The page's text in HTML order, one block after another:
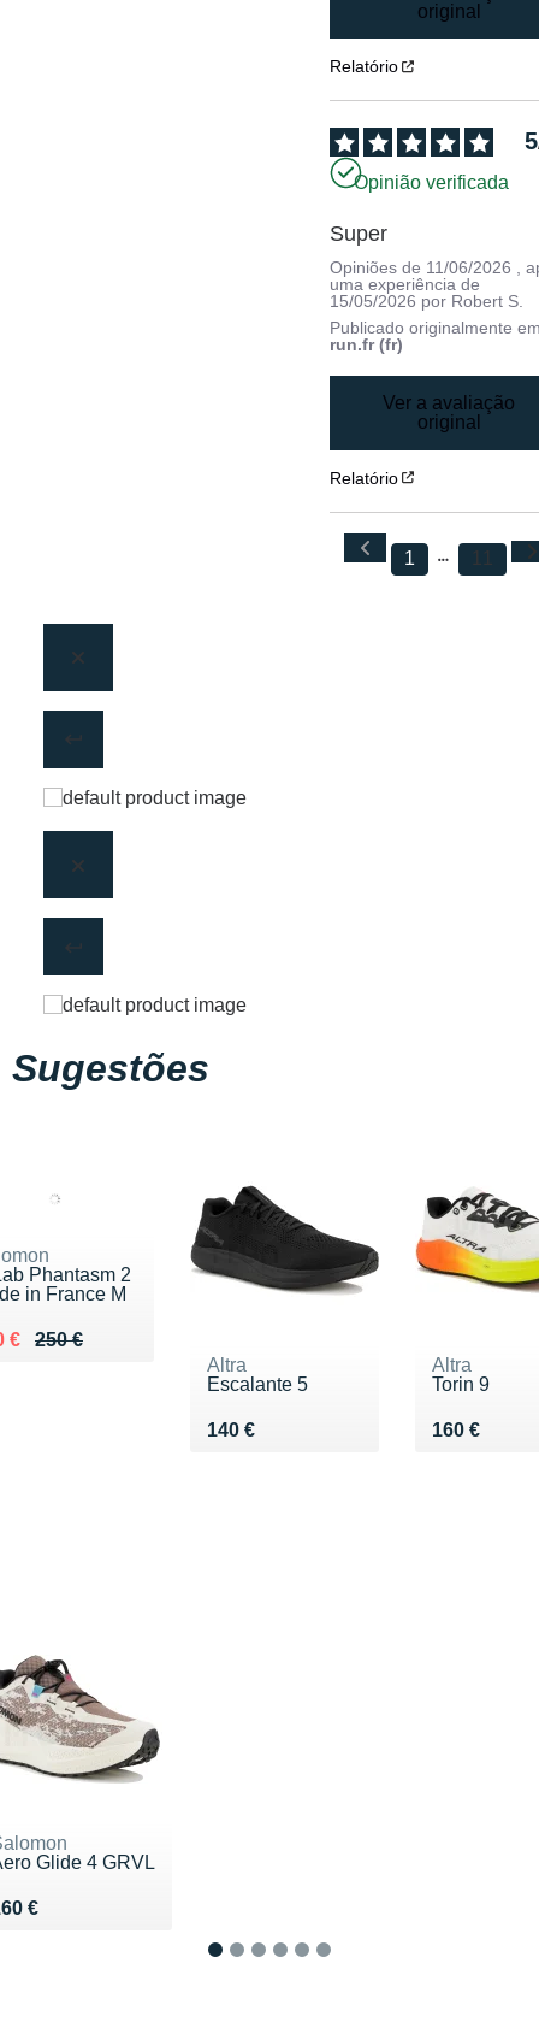
original
Relatório
5
Opinião verificada
Super
Opiniões de 11/06/2026 ,
uma experiência de
15/05/2026 por Robert S.
Publicado originalmente
run.fr (fr)
Ver a avaliação
original
Relatório
1 11
Sugestões
Phantasm 2
in France M
250 €
de 250 €
€
170 €
Altra
Escalante 5
140 €
Vendu 140 €
Altra
Torin 9
160 €
Vendu 160
Glide 4 GRVL
€ 160 €